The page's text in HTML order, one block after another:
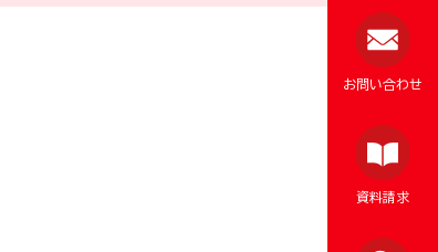
お問い合わせ
資料請求